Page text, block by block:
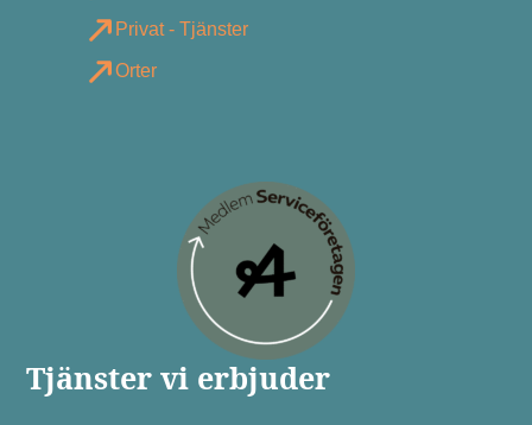
Privat - Tjänster
Orter
Tjänster vi erbjuder